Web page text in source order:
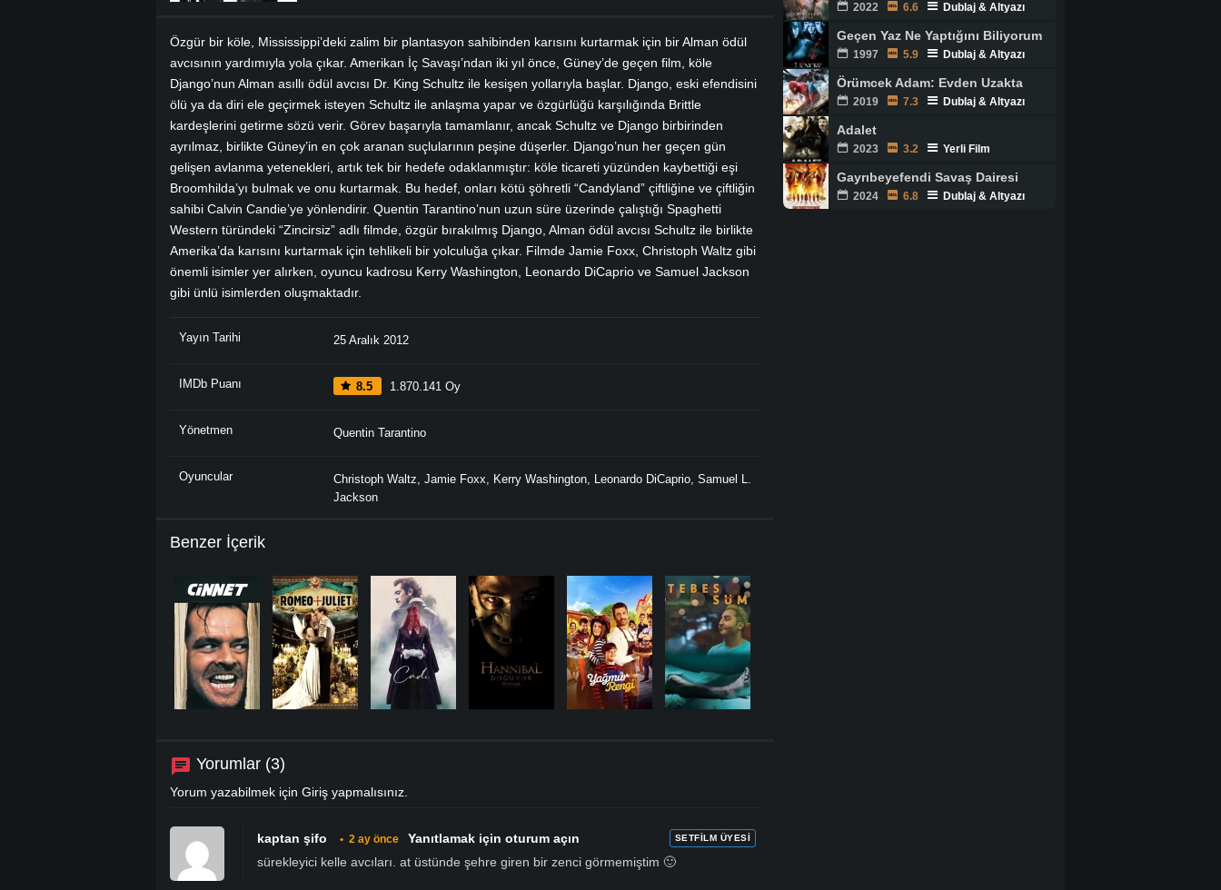
Özgür bir köle, Mississippi’deki zalim bir plantasyon sahibinden karısını kurtarmak için bir Alman ödül
avcısının yardımıyla yola çıkar. Amerikan İç Savaşı’ndan iki yıl önce, Güney’de geçen film, köle
Django’nun Alman asıllı ödül avcısı Dr. King Schultz ile kesişen yollarıyla başlar. Django, eski efendisini
ölü ya da diri ele geçirmek isteyen Schultz ile anlaşma yapar ve özgürlüğü karşılığında Brittle
kardeşlerini getirme sözü verir. Görev başarıyla tamamlanır, ancak Schultz ve Django birbirinden
ayrılmaz, birlikte Güney’in en çok aranan suçlularının peşine düşerler. Django’nun her geçen gün
gelişen avlanma yetenekleri, artık tek bir hedefe odaklanmıştır: köle ticareti yüzünden kaybettiği eşi
Broomhilda’yı bulmak ve onu kurtarmak. Bu hedef, onları kötü şöhretli “Candyland” çiftliğine ve çiftliğin
sahibi Calvin Candie’ye yönlendirir. Quentin Tarantino’nun uzun süre üzerinde çalıştığı Spaghetti
Western türündeki “Zincirsiz” adlı filmde, özgür bırakılmış Django, Alman ödül avcısı Schultz ile birlikte
Amerika’da karısını kurtarmak için tehlikeli bir yolculuğa çıkar. Filmde Jamie Foxx, Christoph Waltz gibi
önemli isimler yer alırken, oyuncu kadrosu Kerry Washington, Leonardo DiCaprio ve Samuel Jackson
gibi ünlü isimlerden oluşmaktadır.
Yayın Tarihi 25 Aralık 2012
IMDb Puanı 8.5 1.870.141 Oy
Yönetmen Quentin Tarantino
Oyuncular Christoph Waltz Jamie Foxx Kerry Washington Leonardo DiCaprio Samuel L.
Jackson
Benzer İçerik
2022 6.6 Dublaj & Altyazı
Geçen Yaz Ne Yaptığını Biliyorum
1997 5.9 Dublaj & Altyazı
Örümcek Adam: Evden Uzakta
2019 7.3 Dublaj & Altyazı
Adalet
2023 3.2 Yerli Film
Gayrıbeyefendi Savaş Dairesi
2024 6.8 Dublaj & Altyazı
Yorumlar (3)
Yorum yazabilmek için Giriş yapmalısınız.
kaptan şifo • 2 ay önce Yanıtlamak için oturum açın SETFILM ÜYESI
sürekleyici kelle avcıları. at üstünde şehre giren bir zenci görmemiştim 🙂